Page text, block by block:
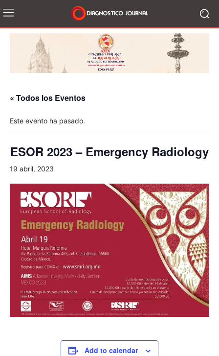
« Todos los Eventos
Este evento ha pasado.
ESOR 2023 – Emergency Radiology
19 abril, 2023
Add to calendar